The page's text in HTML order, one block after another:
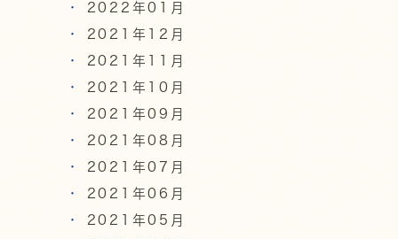
2022年01月
2021年12月
2021年11月
2021年10月
2021年09月
2021年08月
2021年07月
2021年06月
2021年05月